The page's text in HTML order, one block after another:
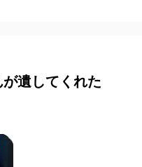
が遺してくれた